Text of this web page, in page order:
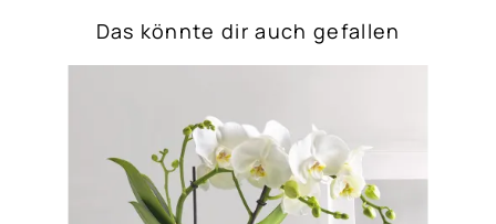
Das könnte dir auch gefallen